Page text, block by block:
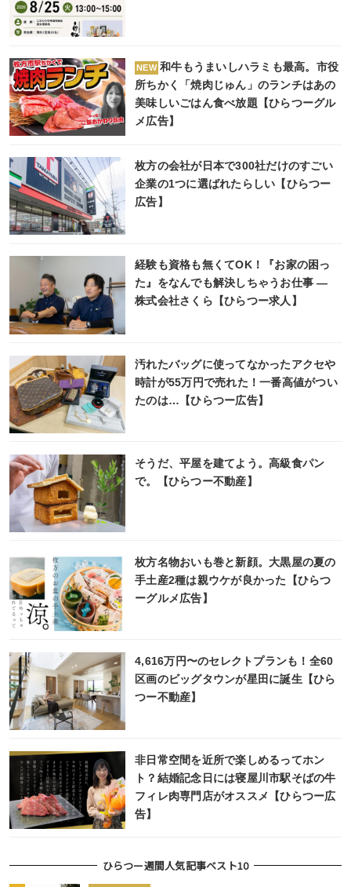
NEW 和牛もうまいしハラミも最高。市役
所ちかく「焼肉じゅん」のランチはあの
美味しいごはん食べ放題【ひらつーグル
メ広告】
枚方の会社が日本で300社だけのすごい
企業の1つに選ばれたらしい【ひらつー
広告】
経験も資格も無くてOK！『お家の困っ
た』をなんでも解決しちゃうお仕事 ―
株式会社さくら【ひらつー求人】
汚れたバッグに使ってなかったアクセや
時計が55万円で売れた！一番高値がつい
たのは…【ひらつー広告】
そうだ、平屋を建てよう。高級食パン
で。【ひらつー不動産】
枚方名物おいも巻と新顔。大黒屋の夏の
手土産2種は親ウケが良かった【ひらつ
ーグルメ広告】
4,616万円〜のセレクトプランも！全60
区画のビッグタウンが星田に誕生【ひら
つー不動産】
非日常空間を近所で楽しめるってホン
ト？結婚記念日には寝屋川市駅そばの牛
フィレ肉専門店がオススメ【ひらつー広
告】
ひらつー週間人気記事ベスト10